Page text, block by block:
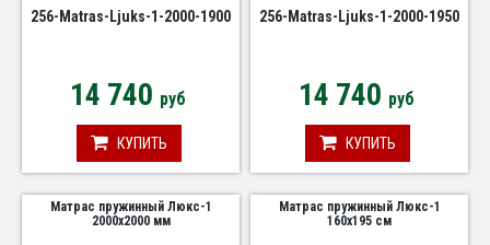
256-Matras-Ljuks-1-2000-1900
14 740 руб
КУПИТЬ
256-Matras-Ljuks-1-2000-1950
14 740 руб
КУПИТЬ
Матрас пружинный Люкс-1
2000х2000 мм
Матрас пружинный Люкс-1
160х195 см